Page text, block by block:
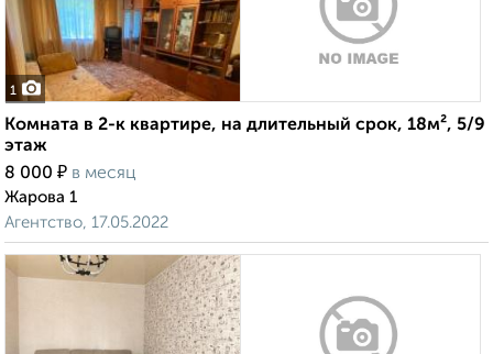
1
Комната в 2-к квартире, на длительный срок, 18м², 5/9
этаж
8 000 ₽ в месяц
Жарова 1
Агентство, 17.05.2022